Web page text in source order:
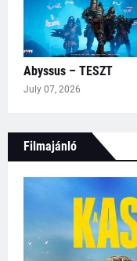
Abyssus – TESZT
July 07, 2026
Filmajánló